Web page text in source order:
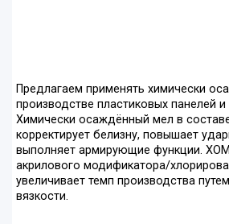
Предлагаем применять химически
производстве пластиковых панелей и
Химически осаждённый мел в
корректирует белизну, повышает
выполняет армирующие функции.
акрилового модификатора/
увеличивает темп производства
вязкости.